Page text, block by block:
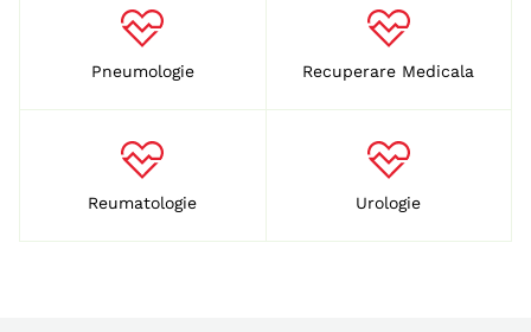
Pneumologie Recuperare Medicala
Reumatologie Urologie